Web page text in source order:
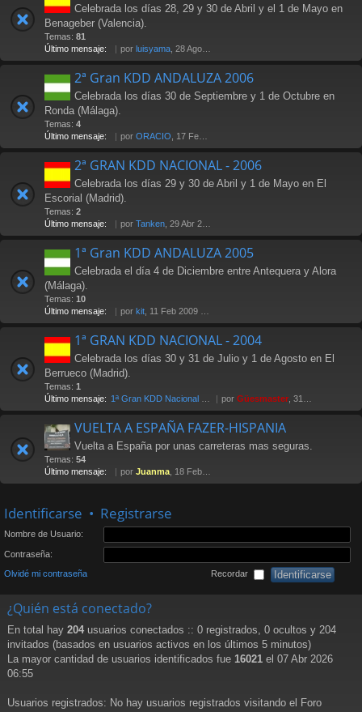
Celebrada los días 28, 29 y 30 de Abril y el 1 de Mayo en
Benageber (Valencia).
Temas: 81
Último mensaje:
por luisyama , 28 Ago 2009 19:24
2ª Gran KDD ANDALUZA 2006
Celebrada los días 30 de Septiembre y 1 de Octubre en
Ronda (Málaga).
Temas: 4
Último mensaje:
por ORACIO , 17 Feb 2007 23:29
2ª GRAN KDD NACIONAL - 2006
Celebrada los días 29 y 30 de Abril y 1 de Mayo en El
Escorial (Madrid).
Temas: 2
Último mensaje:
por Tanken , 29 Abr 2006 14:25
1ª Gran KDD ANDALUZA 2005
Celebrada el día 4 de Diciembre entre Antequera y Alora
(Málaga).
Temas: 10
Último mensaje:
por kit , 11 Feb 2009 17:08
1ª GRAN KDD NACIONAL - 2004
Celebrada los días 30 y 31 de Julio y 1 de Agosto en El
Berrueco (Madrid).
Temas: 1
Último mensaje: 1ª Gran KDD Nacional 2004 por Güesmaster , 31 Oct 2005 11:37
VUELTA A ESPAÑA FAZER-HISPANIA
Vuelta a España por unas carreteras mas seguras.
Temas: 54
Último mensaje:
por Juanma , 18 Feb 2013 12:27
Identificarse • Registrarse
Nombre de Usuario:
Contraseña:
Olvidé mi contraseña Recordar
¿Quién está conectado?
En total hay 204 usuarios conectados :: 0 registrados, 0 ocultos y 204
invitados (basados en usuarios activos en los últimos 5 minutos)
La mayor cantidad de usuarios identificados fue 16021 el 07 Abr 2026
06:55
Usuarios registrados: No hay usuarios registrados visitando el Foro